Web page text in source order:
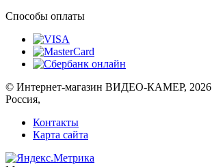
Способы оплаты
© Интернет-магазин ВИДЕО-КАМЕР, 2026
Россия,
Контакты
Карта сайта